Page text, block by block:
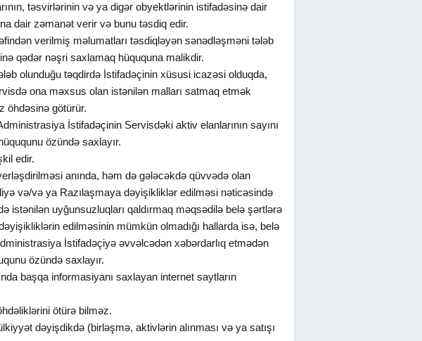
təsvirlərinin və ya digər obyektlərinin istifadəsinə dair
dair zəmanət verir və bunu təsdiq edir.
verilmiş məlumatları təsdiqləyən sənədləşməni tələb
qədər nəşri saxlamaq hüququna malikdir.
olunduğu təqdirdə İstifadəçinin xüsusi icazəsi olduqda,
ona məxsus olan istənilən malları satmaq etmək
öhdəsinə götürür.
İstifadəçinin Servisdəki aktiv elanlarının sayını
özündə saxlayır.
edir.
anında, həm də gələcəkdə qüvvədə olan
və/və ya Razılaşmaya dəyişikliklər edilməsi nəticəsində
istənilən uyğunsuzluqları qaldırmaq məqsədilə belə şərtlərə
edilməsinin mümkün olmadığı hallarda isə, belə
İstifadəçiyə əvvəlcədən xəbərdarlıq etmədən
özündə saxlayır.
başqa informasiyanı saxlayan internet saytların
ötürə bilməz.
dəyişdikdə (birləşmə, aktivlərin alınması və ya satışı